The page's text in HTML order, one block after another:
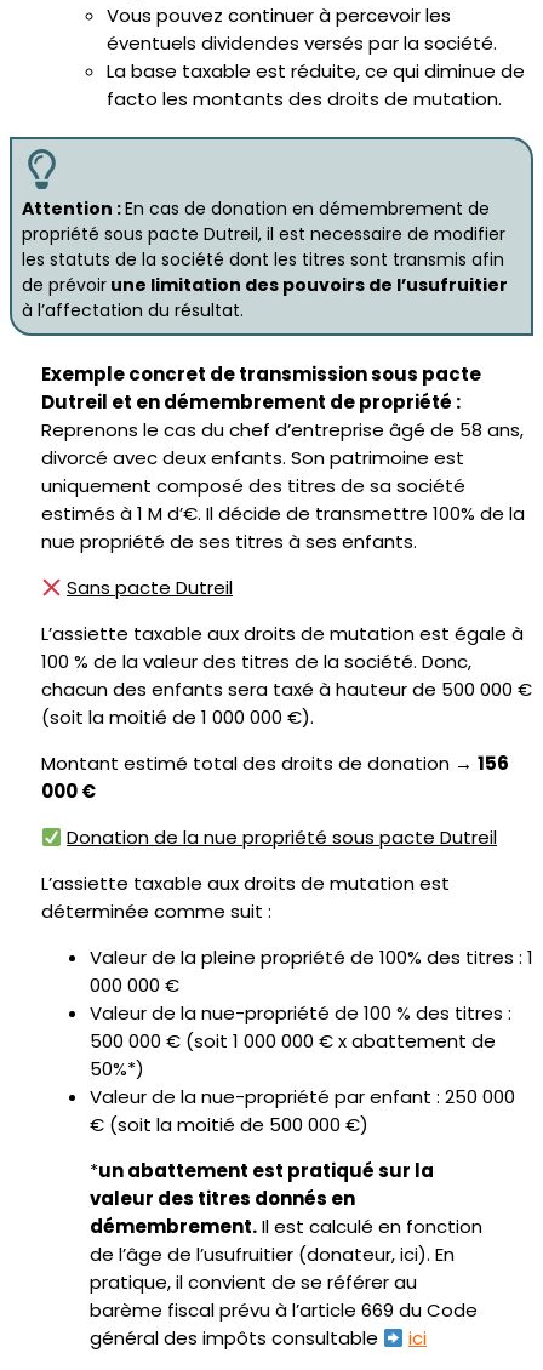
Vous pouvez continuer à percevoir les
éventuels dividendes versés par la société.
La base taxable est réduite, ce qui diminue de
facto les montants des droits de mutation.
Attention :En cas de donation en démembrement de
propriété sous pacte Dutreil, il est necessaire de modifier
les statuts de la société dont les titres sont transmis afin
de prévoir une limitation des pouvoirs de l’usufruitier
à l’affectation du résultat.
Exemple concret de transmission sous pacte
Dutreil et en démembrement de propriété :
Reprenons le cas du chef d’entreprise âgé de 58 ans,
divorcé avec deux enfants. Son patrimoine est
uniquement composé des titres de sa société
estimés à 1 M d’€. Il décide de transmettre 100% de la
nue propriété de ses titres à ses enfants.
Sans pacte Dutreil
L’assiette taxable aux droits de mutation est égale à
100 % de la valeur des titres de la société. Donc,
chacun des enfants sera taxé à hauteur de 500 000 €
(soit la moitié de 1 000 000 €).
Montant estimé total des droits de donation → 156
000 €
Donation de la nue propriété sous pacte Dutreil
L’assiette taxable aux droits de mutation est
déterminée comme suit :
Valeur de la pleine propriété de 100% des titres : 1
000 000 €
Valeur de la nue-propriété de 100 % des titres :
500 000 € (soit 1 000 000 € x abattement de
50%*)
Valeur de la nue-propriété par enfant : 250 000
€ (soit la moitié de 500 000 €)
*un abattement est pratiqué sur la
valeur des titres donnés en
démembrement.Il est calculé en fonction
de l’âge de l’usufruitier (donateur, ici). En
pratique, il convient de se référer au
barème fiscal prévu à l’article 669 du Code
général des impôts consultable
ici